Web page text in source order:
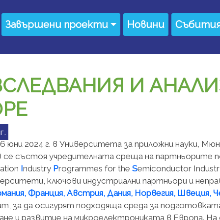
Завършени проекти Новини
И
юни 2024 г. в Университета за приложни науки,
се състоя учредителната среща на партньорите
Industry Programmes for theSemiconductor
ключови индустриални партньори и
Франция, Австрия, Дания, Норвегия, Швеция,
за да осигурят подходяща среда за
и развитие на микроелектрониката в Европа.